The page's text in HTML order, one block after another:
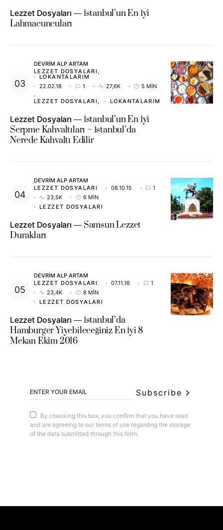
Lezzet Dosyaları
İstanbul’un En İyi
Lahmacuncuları
DEVRIM ALP ARTAM
LEZZET DOSYALARI
LOKANTALARIM
22.02.18
1 27,6K 5 MIN
LEZZET DOSYALARI LOKANTALARIM
Lezzet Dosyaları
İstanbul’un En İyi
Serpme Kahvaltıları – İstanbul’da
Nerede Kahvaltı Edilir
DEVRIM ALP ARTAM
LEZZET DOSYALARI
08.10.15
1
23,5K
6 MIN
LEZZET DOSYALARI
Lezzet Dosyaları
Samsun Lezzet
Durakları
DEVRIM ALP ARTAM
LEZZET DOSYALARI
07.11.16
1
23,4K
8 MIN
LEZZET DOSYALARI
Lezzet Dosyaları
İstanbul’da
Hamburger Yiyebileceğiniz En İyi 8
Mekan Ekim 2016
Subscribe
By checking this box, you confirm that you have read
and are agreeing to our terms of use regarding the storage
of the data submitted through this form.